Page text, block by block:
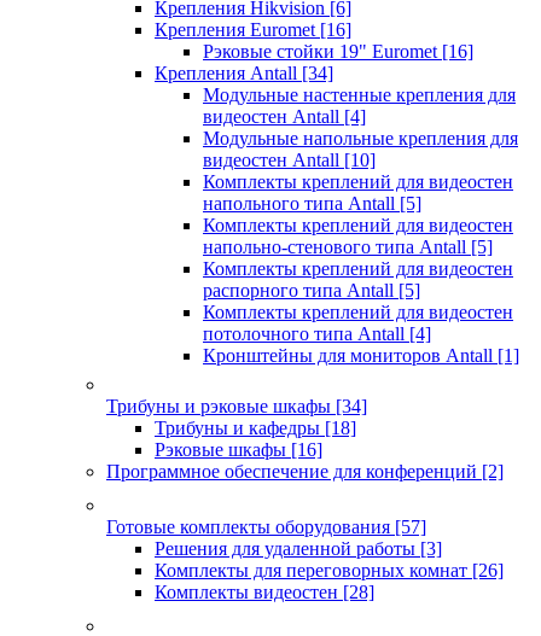
Крепления Hikvision [6]
Крепления Euromet [16]
Рэковые стойки 19" Euromet [16]
Крепления Antall [34]
Модульные настенные крепления для
видеостен Antall [4]
Модульные напольные крепления для
видеостен Antall [10]
Комплекты креплений для видеостен
напольного типа Antall [5]
Комплекты креплений для видеостен
напольно-стенового типа Antall [5]
Комплекты креплений для видеостен
распорного типа Antall [5]
Комплекты креплений для видеостен
потолочного типа Antall [4]
Кронштейны для мониторов Antall [1]
Трибуны и рэковые шкафы [34]
Трибуны и кафедры [18]
Рэковые шкафы [16]
Программное обеспечение для конференций [2]
Готовые комплекты оборудования [57]
Решения для удаленной работы [3]
Комплекты для переговорных комнат [26]
Комплекты видеостен [28]